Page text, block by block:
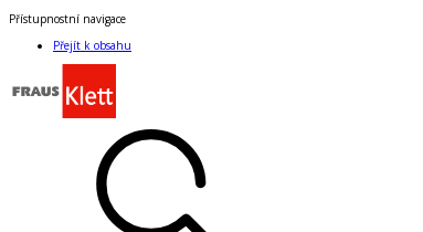
Přístupnostní navigace
Přejít k obsahu